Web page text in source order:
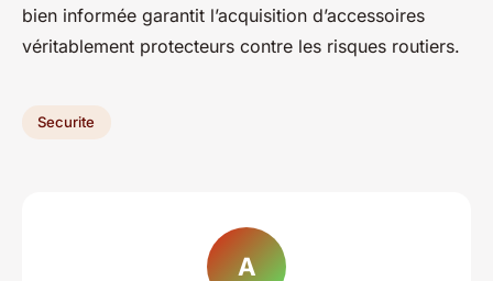
bien informée garantit l’acquisition d’accessoires
véritablement protecteurs contre les risques routiers.
Securite
A